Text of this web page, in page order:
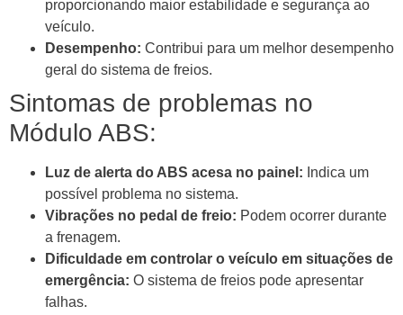
proporcionando maior estabilidade e segurança ao
veículo.
Desempenho: Contribui para um melhor desempenho
geral do sistema de freios.
Sintomas de problemas no
Módulo ABS:
Luz de alerta do ABS acesa no painel: Indica um
possível problema no sistema.
Vibrações no pedal de freio: Podem ocorrer durante
a frenagem.
Dificuldade em controlar o veículo em situações de
emergência: O sistema de freios pode apresentar
falhas.